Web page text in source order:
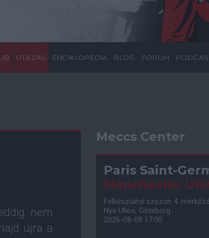
UTAZÁS ENCIKLOPÉDIA BLOG FÓRUM
nem
újra a
Meccs Center
Paris Saint-
Manchester
Felkészülési szezon 4.
Nya Ullevi, Göteborg
2026-08-08 17:00